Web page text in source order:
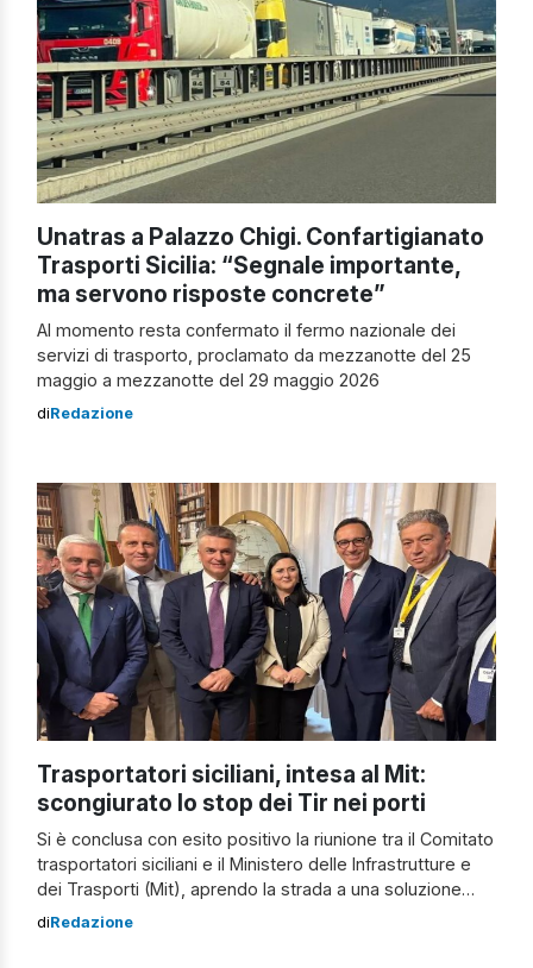
Unatras a Palazzo Chigi. Confartigianato
Trasporti Sicilia: “Segnale importante,
ma servono risposte concrete”
Al momento resta confermato il fermo nazionale dei
servizi di trasporto, proclamato da mezzanotte del 25
maggio a mezzanotte del 29 maggio 2026
diRedazione
Trasportatori siciliani, intesa al Mit:
scongiurato lo stop dei Tir nei porti
Si è conclusa con esito positivo la riunione tra il Comitato
trasportatori siciliani e il Ministero delle Infrastrutture e
dei Trasporti (Mit), aprendo la strada a una soluzione
condivisa delle criticità del settore. A renderlo noto è il
diRedazione